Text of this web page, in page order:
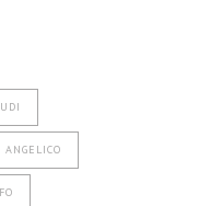
ANGELICO